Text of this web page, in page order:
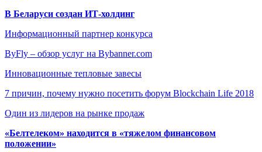
В Беларуси создан ИТ-холдинг
Информационный партнер конкурса
ByFly – обзор услуг на Bybanner.com
Инновационные тепловые завесы
7 причин, почему нужно посетить форум Blockchain Life 2018
Один из лидеров на рынке продаж
«Белтелеком» находится в «тяжелом финансовом
положении»